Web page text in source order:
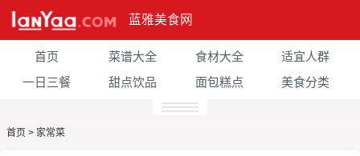
蓝雅美食网
首页 菜谱大全 食材大全
适宜人群
一日三餐
甜点饮品 面包糕点 美食分类
首页 > 家常菜